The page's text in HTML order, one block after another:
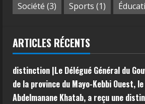
Société (3) Sports (1)
ARTICLES RÉCENTS
distinction |Le Délégué Général du
de la province du Mayo-Kebbi Ouest,
Abdelmanane Khatab, a reçu une